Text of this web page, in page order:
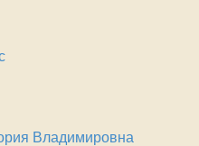
Владимировна